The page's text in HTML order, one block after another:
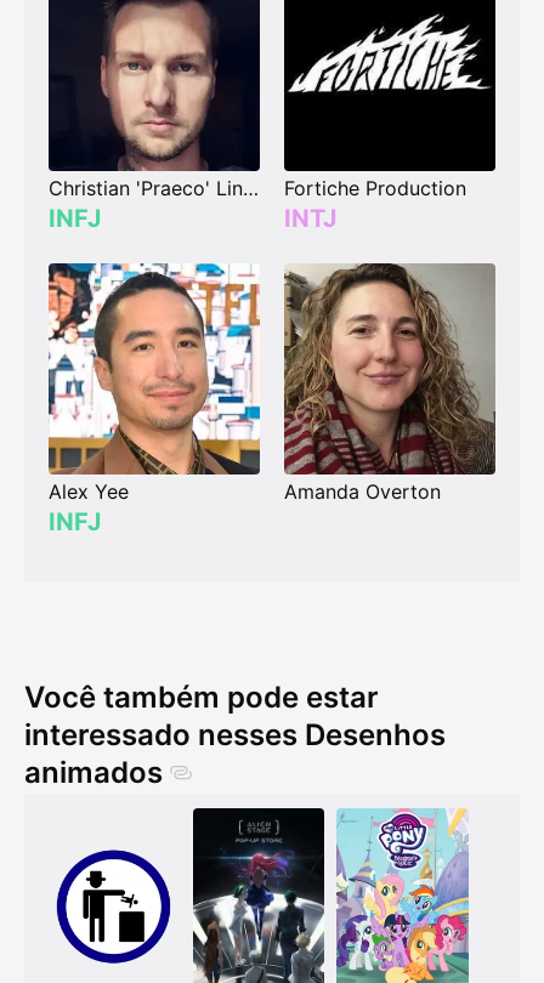
Christian 'Praeco' Linke
INFJ
Fortiche Production
INTJ
Alex Yee
INFJ
Amanda Overton
Você também pode estar
interessado nesses Desenhos
animados